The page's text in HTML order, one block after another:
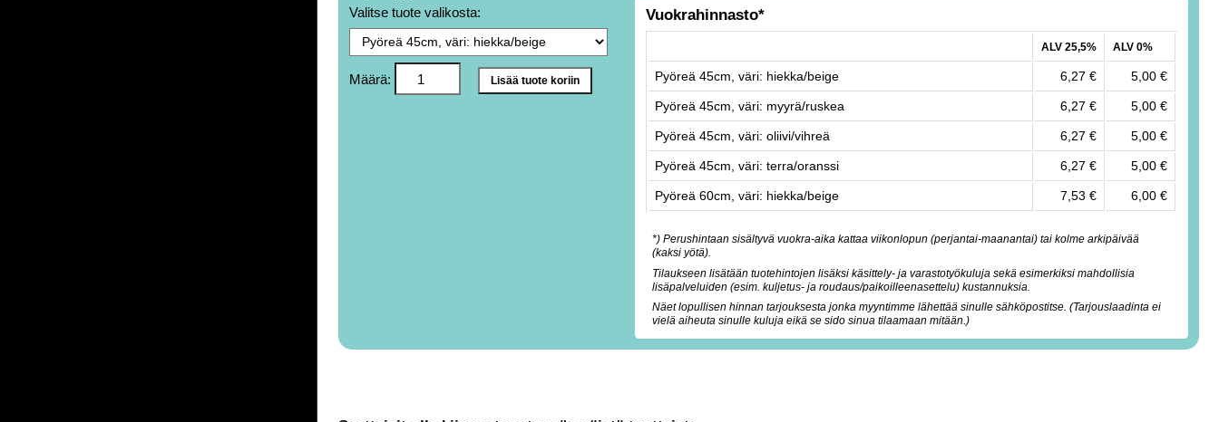
Valitse tuote valikosta:
Määrä:
Vuokrahinnasto*
ALV 25,5% ALV 0%
Pyöreä 45cm, väri: hiekka/beige 6,27 € 5,00 €
Pyöreä 45cm, väri: myyrä/ruskea 6,27 € 5,00 €
Pyöreä 45cm, väri: oliivi/vihreä 6,27 € 5,00 €
Pyöreä 45cm, väri: terra/oranssi 6,27 € 5,00 €
Pyöreä 60cm, väri: hiekka/beige 7,53 € 6,00 €
*) Perushintaan sisältyvä vuokra-aika kattaa viikonlopun (perjantai-maanantai) tai kolme arkipäivää
(kaksi yötä).
Tilaukseen lisätään tuotehintojen lisäksi käsittely- ja varastotyökuluja sekä esimerkiksi mahdollisia
lisäpalveluiden (esim. kuljetus- ja roudaus/paikoilleenasettelu) kustannuksia.
Näet lopullisen hinnan tarjouksesta jonka myyntimme lähettää sinulle sähköpostitse. (Tarjouslaadinta ei
vielä aiheuta sinulle kuluja eikä se sido sinua tilaamaan mitään.)